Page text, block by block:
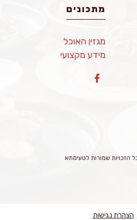
מתכונים
מגזין האוכל
מידע מקצועי
הצהרת נגישות